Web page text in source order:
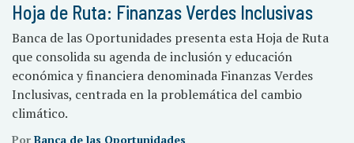
Hoja de Ruta: Finanzas Verdes Inclusivas
Banca de las Oportunidades presenta esta Hoja de Ruta
que consolida su agenda de inclusión y educación
económica y financiera denominada Finanzas Verdes
Inclusivas, centrada en la problemática del cambio
climático.
Por Banca de las Oportunidades